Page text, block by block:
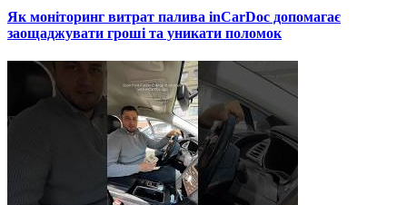
Як моніторинг витрат палива inCarDoc допомагає
заощаджувати гроші та уникати поломок